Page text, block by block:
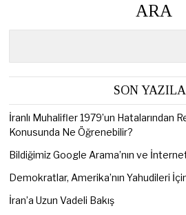
ARA
SON
İranlı Muhalifler 1979’un Hatalarından
Konusunda Ne Öğrenebilir?
Bildiğimiz Google Arama’nın ve
Demokratlar, Amerika’nın Yahudileri
İran’a Uzun Vadeli Bakış